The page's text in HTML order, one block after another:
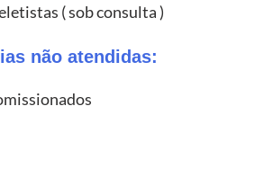
( sob consulta )
não atendidas: